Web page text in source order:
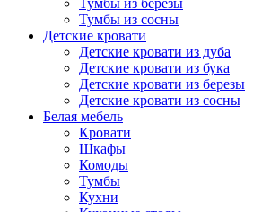
Тумбы из березы
Тумбы из сосны
Детские кровати
Детские кровати из дуба
Детские кровати из бука
Детские кровати из березы
Детские кровати из сосны
Белая мебель
Кровати
Шкафы
Комоды
Тумбы
Кухни